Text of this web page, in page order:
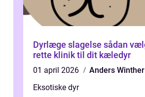
Dyrlæge slagelse sådan vælger du den
rette klinik til dit kæledyr
01 april 2026
Anders Winther
Eksotiske dyr